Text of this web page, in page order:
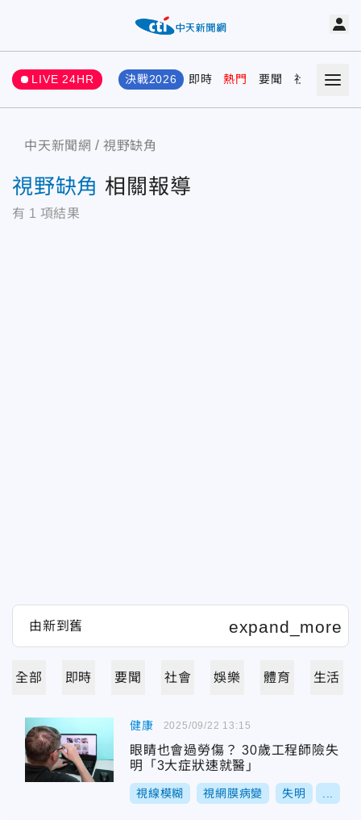
LIVE 24HR 決戰2026 即時 熱門 要聞 社會 娛樂
中天新聞網 視野缺角
視野缺角 相關報導
有 1 項結果
全部 即時 要聞 社會 娛樂 體育 生活
健康
眼睛也會過勞傷？ 30歲工程師險失
明「3大症狀速就醫」
視線模糊 視網膜病變 失明
2025/09/22 13:15